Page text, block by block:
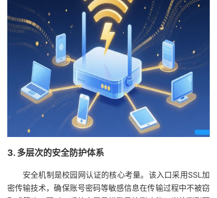
3. 多层次的安全防护体系
安全机制是校园网认证的核心考量。该入口采用SSL加
密传输技术，确保账号密码等敏感信息在传输过程中不被窃